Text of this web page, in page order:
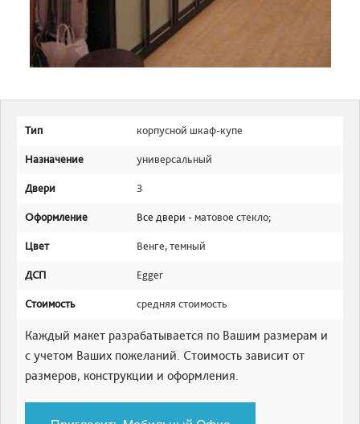
Тип корпусной шкаф-купе
Назначение универсальный
Двери 3
Оформление Все двери - матовое стекло;
Цвет Венге,темный
ДСП Egger
Стоимость средняя стоимость
Каждый макет разрабатывается по Вашим размерам и
с учетом Ваших пожеланий. Стоимость зависит от
размеров, конструкции и оформления.